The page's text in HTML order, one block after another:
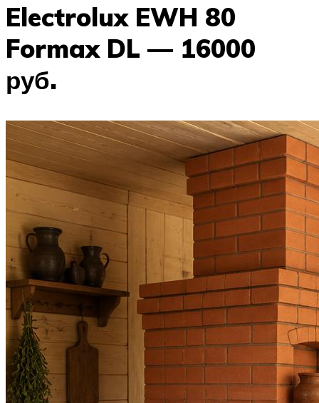
Electrolux EWH 80
Formax DL — 16000
руб.